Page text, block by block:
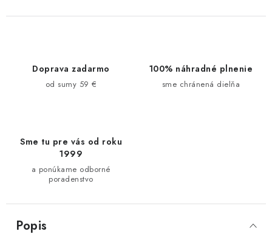
Doprava zadarmo
od sumy 59 €
100% náhradné plnenie
sme chránená dielňa
Sme tu pre vás od roku
1999
a ponúkame odborné
poradenstvo
Popis